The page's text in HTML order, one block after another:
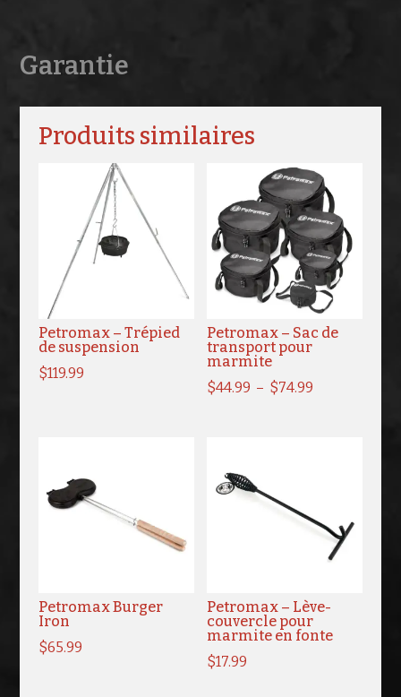
Garantie
Produits similaires
Petromax – Trépied
de suspension
$119.99
Petromax – Sac de
transport pour
marmite
$44.99 – $74.99
Petromax Burger
Iron
$65.99
Petromax – Lève-
couvercle pour
marmite en fonte
$17.99